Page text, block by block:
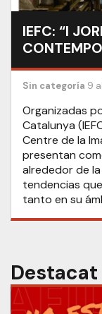
IEFC: “I
Sin categoría 9
Organizadas
Catalunya
Centre de la
presentan
alrededor de
tendencias
tanto en su
Destacat